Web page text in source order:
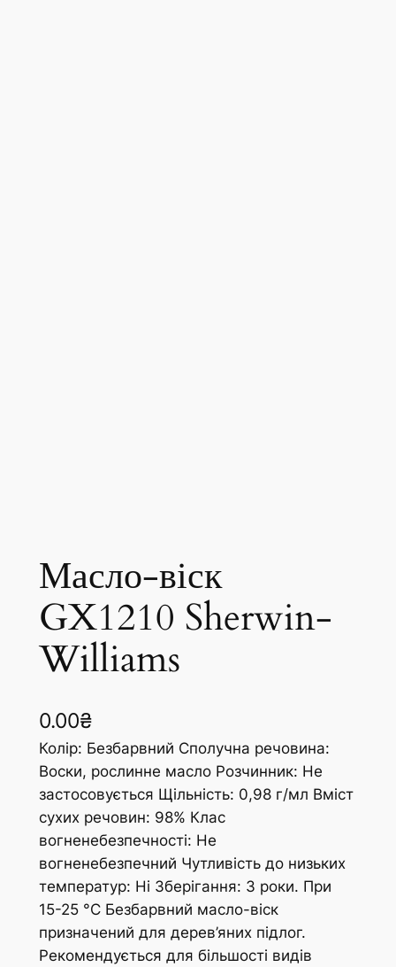
Масло-віск
GX1210 Sherwin-
Williams
0.00₴
Колір: Безбарвний Сполучна речовина:
Воски, рослинне масло Розчинник: Не
застосовується Щільність: 0,98 г/мл Вміст
сухих речовин: 98% Клас
вогненебезпечності: Не
вогненебезпечний Чутливість до низьких
температур: Ні Зберігання: 3 роки. При
15-25 °C Безбарвний масло-віск
призначений для дерев’яних підлог.
Рекомендується для більшості видів